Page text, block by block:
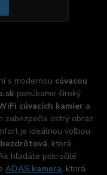
s modernou cúvacou
ponúkame široký
cúvacích kamier a
zabezpečia ostrý obraz
je ideálnou voľbou
, ktorá
hľadáte pokročilé
ADAS kamera, ktorá